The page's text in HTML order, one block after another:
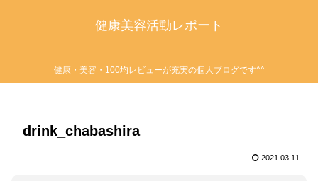
健康美容活動レポート
健康・美容・100均レビューが充実の個人ブログです^^
drink_chabashira
2021.03.11